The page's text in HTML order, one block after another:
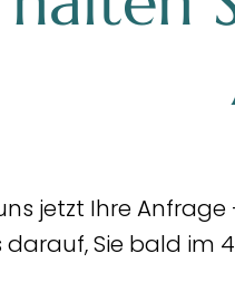
jetzt Ihre
darauf, Sie bald im